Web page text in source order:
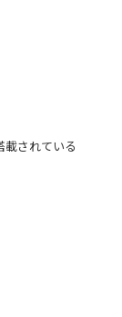
されている